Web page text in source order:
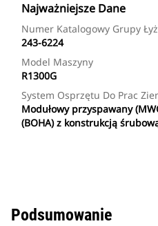
Najważniejsze Dane
Numer Katalogowy Grupy
243-6224
Model Maszyny
R1300G
System Osprzętu Do Prac
Modułowy przyspawany
(BOHA) z konstrukcją
Podsumowanie